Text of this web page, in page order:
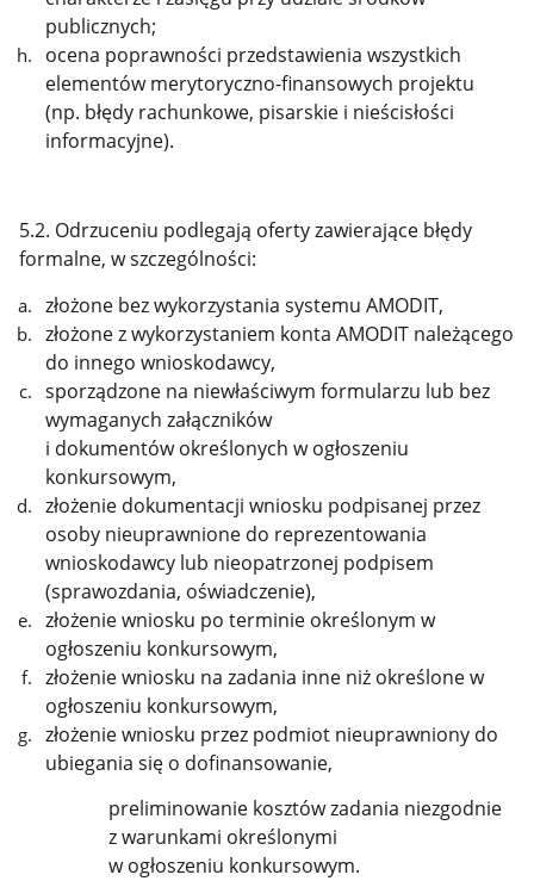
publicznych;
ocena poprawności przedstawienia wszystkich
elementów merytoryczno-finansowych projektu
(np. błędy rachunkowe, pisarskie i nieścisłości
informacyjne).
5.2. Odrzuceniu podlegają oferty zawierające błędy
formalne, w szczególności:
złożone bez wykorzystania systemu AMODIT,
złożone z wykorzystaniem konta AMODIT należącego
do innego wnioskodawcy,
sporządzone na niewłaściwym formularzu lub bez
wymaganych załączników
i dokumentów określonych w ogłoszeniu
konkursowym,
złożenie dokumentacji wniosku podpisanej przez
osoby nieuprawnione do reprezentowania
wnioskodawcy lub nieopatrzonej podpisem
(sprawozdania, oświadczenie),
złożenie wniosku po terminie określonym w
ogłoszeniu konkursowym,
złożenie wniosku na zadania inne niż określone w
ogłoszeniu konkursowym,
złożenie wniosku przez podmiot nieuprawniony do
ubiegania się o dofinansowanie,
preliminowanie kosztów zadania niezgodnie
z warunkami określonymi
w ogłoszeniu konkursowym.